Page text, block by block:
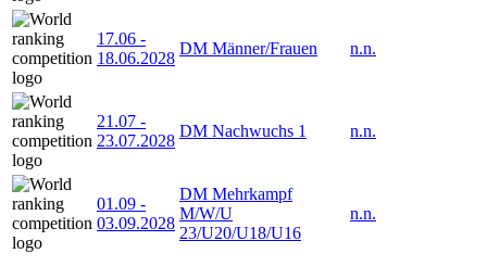
17.06 -
18.06.2028
DM Männer/Frauen n.n.
21.07 -
23.07.2028
DM Nachwuchs 1 n.n.
01.09 -
03.09.2028
DM Mehrkampf
M/W/U
23/U20/U18/U16
n.n.